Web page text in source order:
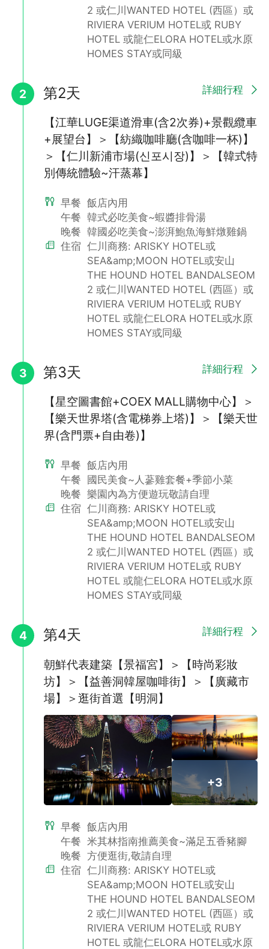
江華LUGE渠道滑車
Skyline Luge 斜坡滑車源自紐西蘭，繼新加坡、加拿大後，也正
式進駐韓國囉。2018年6月開幕的江華LUGE渠道滑車，擁有2條共
樂天世界塔SEOUL SKY
樂天世界塔內SEOUL SKY能在500公尺的高空享受夢幻的首爾市
天觀景臺、甜點咖啡廳、Lounge等。前往SEOUL SKY的天空是分
速高達600公尺的雙層電梯，讓遊客在登上觀景臺的1分鐘內，產
生彷彿置身時光機穿越時空的錯覺。
位於韓國首爾三成洞Coex Mall商場的「星空圖書館」於2017年5
月31日盛大開幕，是韓國第一座設立在商場中的圖書館，也是首爾
約會新地標。在這個充滿文藝氣息又兼具設計感的新據點，也是目
前首爾的年輕人必訪聖地，就算不是愛好讀物的書蟲，也會迷戀上
這股知性浪漫的氣氛。
2 或仁川WANTED HOTEL (西區）或
RIVIERA VERIUM HOTEL或 RUBY
HOTEL 或龍仁ELORA HOTEL或水原
HOMES STAY或同級
2 第2天 詳細行程
【江華LUGE渠道滑車(含2次券)+景觀纜車
+展望台】＞【紡織咖啡廳(含咖啡一杯)】
＞【仁川新浦市場(신포시장)】＞【韓式特
別傳統體驗~汗蒸幕】
早餐 飯店內用
午餐 韓式必吃美食~蝦醬排骨湯
晚餐 韓國必吃美食~澎湃鮑魚海鮮燉雞鍋
住宿 仁川商務: ARISKY HOTEL或
SEA&amp;MOON HOTEL或安山
THE HOUND HOTEL BANDALSEOM
2 或仁川WANTED HOTEL (西區）或
RIVIERA VERIUM HOTEL或 RUBY
HOTEL 或龍仁ELORA HOTEL或水原
HOMES STAY或同級
3 第3天 詳細行程
【星空圖書館+COEX MALL購物中心】＞
【樂天世界塔(含電梯券上塔)】＞【樂天世
界(含門票+自由卷)】
早餐 飯店內用
午餐
國民美食~人蔘雞套餐+季節小菜
晚餐 樂園內為方便遊玩敬請自理
住宿 仁川商務: ARISKY HOTEL或
SEA&amp;MOON HOTEL或安山
THE HOUND HOTEL BANDALSEOM
2 或仁川WANTED HOTEL (西區）或
RIVIERA VERIUM HOTEL或 RUBY
HOTEL 或龍仁ELORA HOTEL或水原
HOMES STAY或同級
4 第4天 詳細行程
朝鮮代表建築【景福宮】＞【時尚彩妝
坊】＞【益善洞韓屋咖啡街】＞【廣藏市
場】＞逛街首選【明洞】
+3
早餐 飯店內用
午餐 米其林指南推薦美食~滿足五香豬腳
晚餐 方便逛街,敬請自理
住宿 仁川商務: ARISKY HOTEL或
SEA&amp;MOON HOTEL或安山
THE HOUND HOTEL BANDALSEOM
2 或仁川WANTED HOTEL (西區）或
RIVIERA VERIUM HOTEL或 RUBY
HOTEL 或龍仁ELORA HOTEL或水原
不再提醒 下載APP